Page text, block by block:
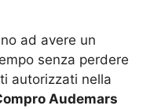
ad avere un
senza perdere
autorizzati nella
Audemars